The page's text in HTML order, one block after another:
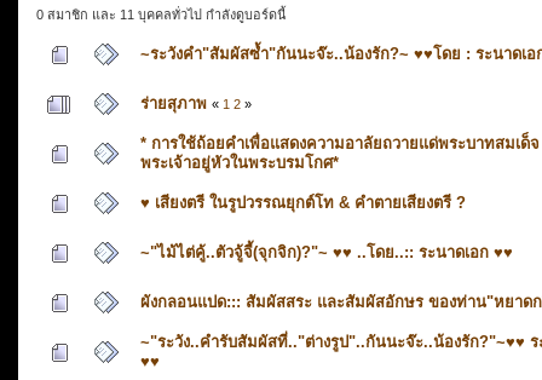
0 สมาชิก และ 11 บุคคลทั่วไป กำลังดูบอร์ดนี้
~ระวังคำ"สัมผัสซ้ำ"กันนะจ๊ะ..น้องรัก?~ ♥♥โดย : ระนาดเอ
ร่ายสุภาพ « 1 2 »
* การใช้ถ้อยคำเพื่อแสดงความอาลัยถวายแด่พระบาทสมเด็จ
พระเจ้าอยู่หัวในพระบรมโกศ*
♥ เสียงตรี ในรูปวรรณยุกต์โท & คำตายเสียงตรี ?
~"ไม้ไต่คู้..ตัวจู้จี้(จุกจิก)?"~ ♥♥ ..โดย..:: ระนาดเอก ♥♥
ผังกลอนแปด::: สัมผัสสระ และสัมผัสอักษร ของท่าน"หยาด
~"ระวัง..คำรับสัมผัสที่.."ต่างรูป"..กันนะจ๊ะ..น้องรัก?"~♥♥ ร
♥♥